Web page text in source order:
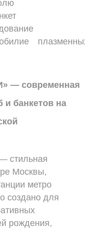
— современная
и банкетов на
стильная
Москвы,
метро
создано для
рождения,